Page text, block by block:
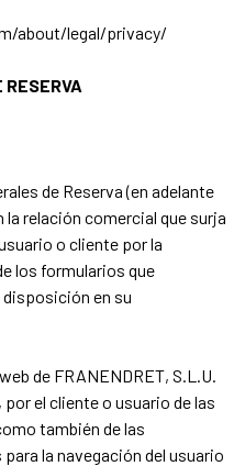
about/legal/privacy/
RESERVA
de Reserva (en adelante
la relación comercial que surja
o cliente por la
los formularios que
disposición en su
de FRANENDRET, S.L.U.
el cliente o usuario de las
también de las
la navegación del usuario